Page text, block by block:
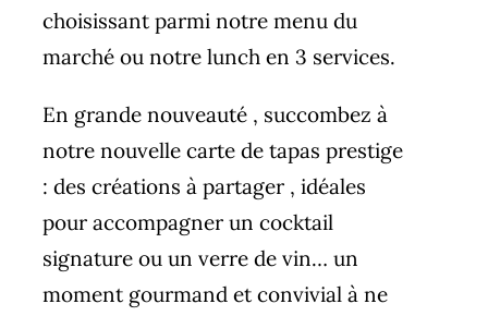
choisissant parmi notre menu du
marché ou notre lunch en 3 services.
En grande nouveauté , succombez à
notre nouvelle carte de tapas prestige
: des créations à partager , idéales
pour accompagner un cocktail
signature ou un verre de vin… un
moment gourmand et convivial à ne